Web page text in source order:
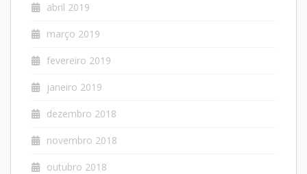
abril 2019
março 2019
fevereiro 2019
janeiro 2019
dezembro 2018
novembro 2018
outubro 2018